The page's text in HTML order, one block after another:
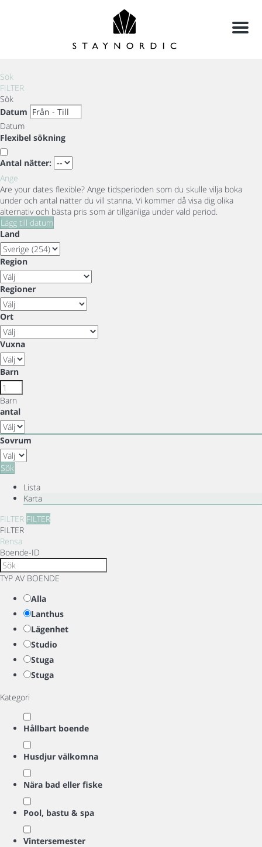
Meny
Sök
FILTER
Sök
Datum
Datum
Flexibel sökning
Antal nätter:
Ange
Are your dates flexible? Ange tidsperioden som du skulle vilja boka
under och antal nätter du vill stanna. Vi kommer då visa dig olika
alternativ och bästa pris som är tillgänliga under vald period.
Lägg till datum
Land
Region
Regioner
Ort
Vuxna
Barn
Barn
antal
Sovrum
Sök
Lista
Karta
FILTER FILTER
FILTER
Rensa
Boende-ID
TYP AV BOENDE
Alla
Lanthus
Lägenhet
Studio
Stuga
Stuga
Kategori
Hållbart boende
Husdjur välkomna
Nära bad eller fiske
Pool, bastu & spa
Vintersemester